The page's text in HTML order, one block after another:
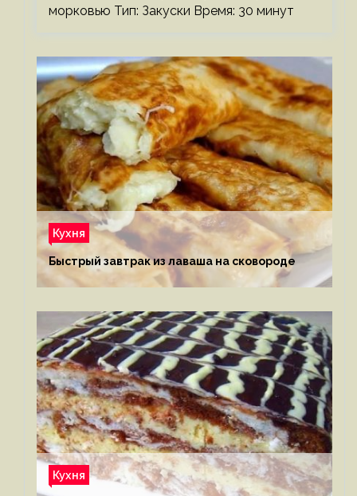
морковью Тип: Закуски Время: 30 минут
Кухня
Быстрый завтрак из лаваша на сковороде
Кухня